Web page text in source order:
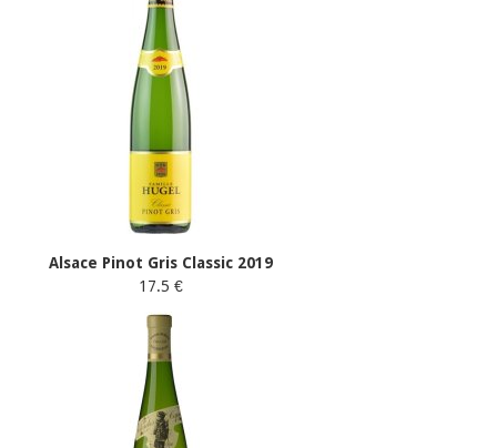
Alsace Pinot Gris Classic 2019
17.5 €